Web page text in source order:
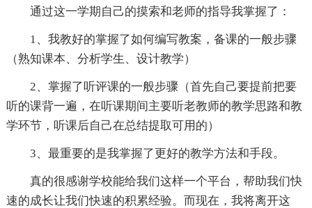
通过这一学期自己的摸索和老师的指导我掌握了：
1、我教好的掌握了如何编写教案，备课的一般步骤
（熟知课本、分析学生、设计教学）
2、掌握了听评课的一般步骤（首先自己要提前把要
听的课背一遍，在听课期间主要听老教师的教学思路和教
学环节，听课后自己在总结提取可用的）
3、最重要的是我掌握了更好的教学方法和手段。
真的很感谢学校能给我们这样一个平台，帮助我们快
速的成长让我们快速的积累经验。而现在，我将离开这